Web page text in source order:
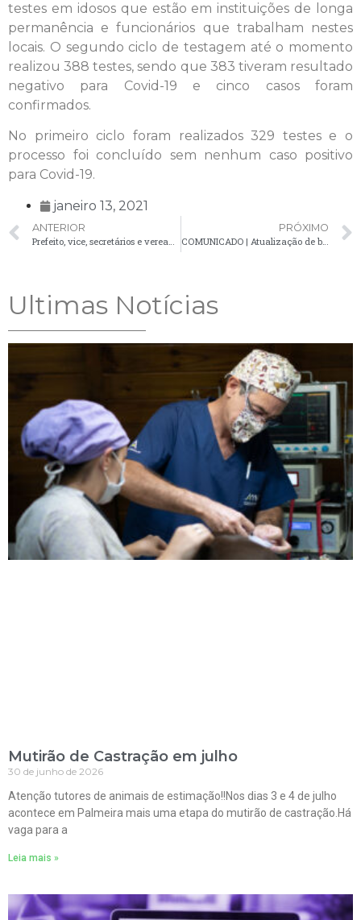
testes em idosos que estão em instituições de longa
permanência e funcionários que trabalham nestes
locais. O segundo ciclo de testagem até o momento
realizou 388 testes, sendo que 383 tiveram resultado
negativo para Covid-19 e cinco casos foram
confirmados.
No primeiro ciclo foram realizados 329 testes e o
processo foi concluído sem nenhum caso positivo
para Covid-19.
janeiro 13, 2021
ANTERIOR
PRÓXIMO
COMUNICADO | Atualização de boletim da Covid-19 registra 12 novos casos
Ultimas Notícias
Mutirão de Castração em julho
30 de junho de 2026
Atenção tutores de animais de estimação!!Nos dias 3 e 4 de julho
acontece em Palmeira mais uma etapa do mutirão de castração.Há
vaga para a
Leia mais »